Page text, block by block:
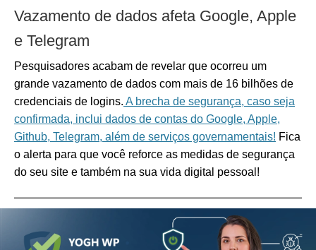
Vazamento de dados afeta Google, Apple
e Telegram
Pesquisadores acabam de revelar que ocorreu um
grande vazamento de dados com mais de 16 bilhões de
credenciais de logins. A brecha de segurança, caso seja
confirmada, inclui dados de contas do Google, Apple,
Github, Telegram, além de serviços governamentais! Fica
o alerta para que você reforce as medidas de segurança
do seu site e também na sua vida digital pessoal!